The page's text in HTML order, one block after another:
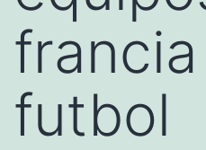
futbol